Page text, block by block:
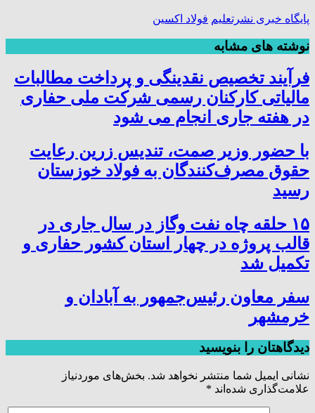
پایگاه خبری نشرتعلیم فولاد اکسین
نوشته های مشابه
فرآیند تخصیص نقدینگی و پرداخت مطالبات
مالیاتی کارکنان رسمی شرکت ملی حفاری
در هفته جاری انجام می شود
با حضور وزیر صمت، تندیس زرین رعایت
حقوق مصرف‌کنندگان به فولاد خوزستان
رسید
۱۵ حلقه چاه نفت وگاز در سال جاری در
قالب پروژه در چهار استان کشور حفاری و
تکمیل شد
سفر معاون رئیس‌جمهور به آبادان و
خرمشهر
دیدگاهتان را بنویسید
نشانی ایمیل شما منتشر نخواهد شد. بخش‌های موردنیاز
علامت‌گذاری شده‌اند *